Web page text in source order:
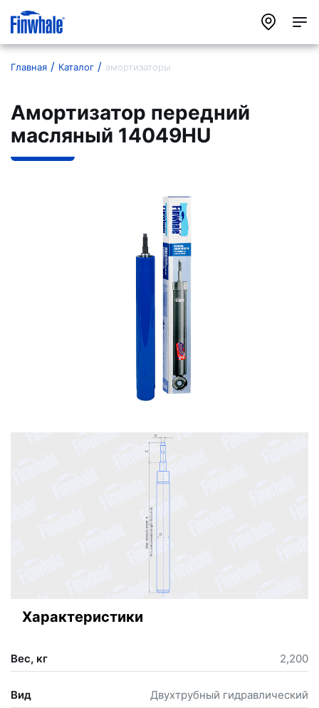
Главная Каталог амортизаторы
Амортизатор передний
масляный 14049HU
Характеристики
Вес, кг 2,200
Вид Двухтрубный гидравлический